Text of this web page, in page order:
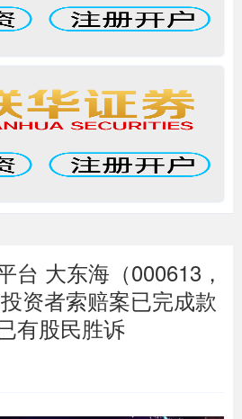
台 大东海（000613，
资者索赔案已完成款
有股民胜诉